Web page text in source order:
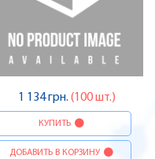
1 134 грн. (100 шт.)
КУПИТЬ
ДОБАВИТЬ В КОРЗИНУ